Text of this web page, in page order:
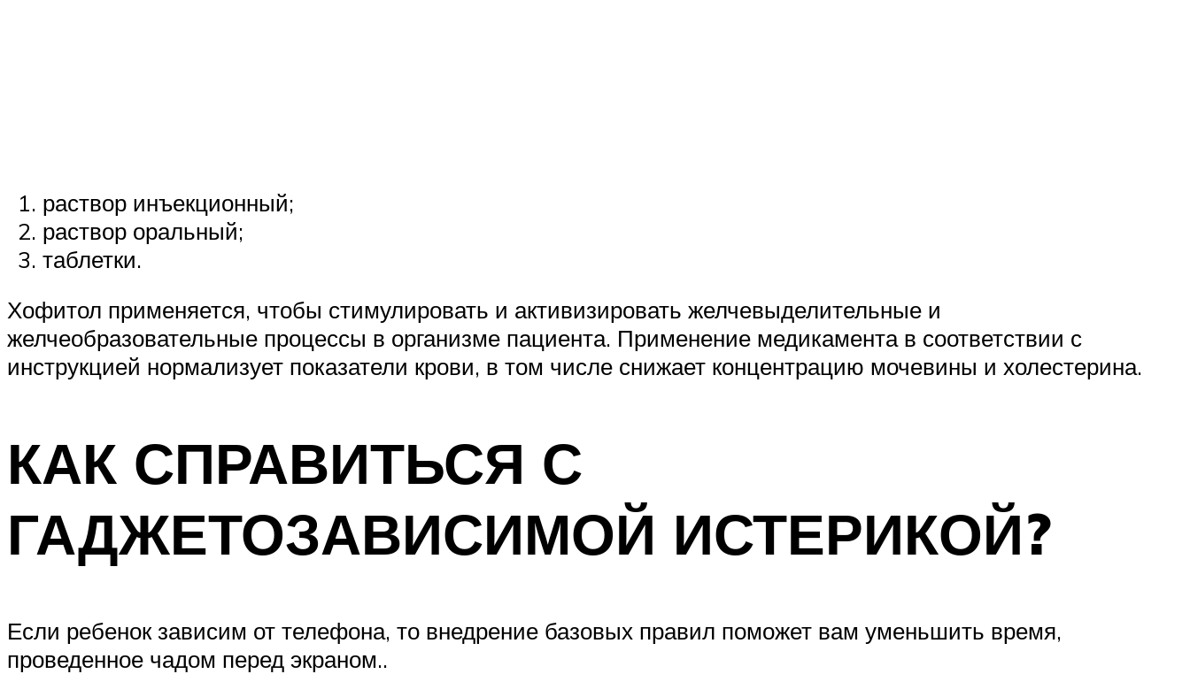
раствор инъекционный;
раствор оральный;
таблетки.
Хофитол применяется, чтобы стимулировать и активизировать желчевыделительные и
желчеобразовательные процессы в организме пациента. Применение медикамента в соответствии с
инструкцией нормализует показатели крови, в том числе снижает концентрацию мочевины и холестерина.
КАК СПРАВИТЬСЯ С
ГАДЖЕТОЗАВИСИМОЙ ИСТЕРИКОЙ?
Если ребенок зависим от телефона, то внедрение базовых правил поможет вам уменьшить время,
проведенное чадом перед экраном..